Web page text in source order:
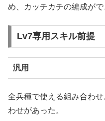
め、カッチカチの編成がで
Lv7専用スキル前提
汎用
全兵種で使える組み合わ
わせがあった。